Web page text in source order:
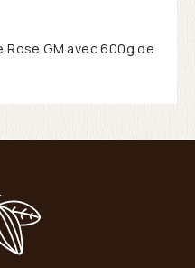
Rose GM avec 600g de